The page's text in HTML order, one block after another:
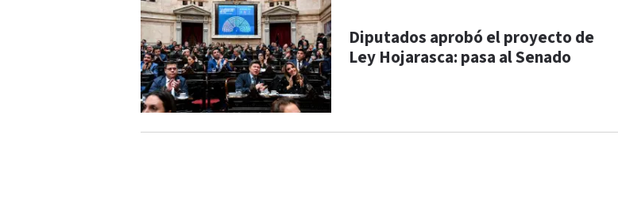
Diputados aprobó el proyecto de
Ley Hojarasca: pasa al Senado